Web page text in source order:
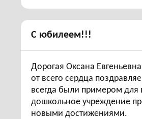
С юбилеем!!!
Дорогая Оксана
от всего сердца
всегда были примером для
дошкольное учреждение
новыми достижениями.